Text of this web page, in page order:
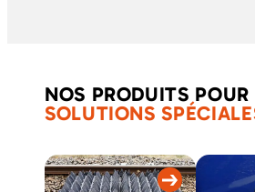
NOS PRODUITS POUR
SOLUTIONS